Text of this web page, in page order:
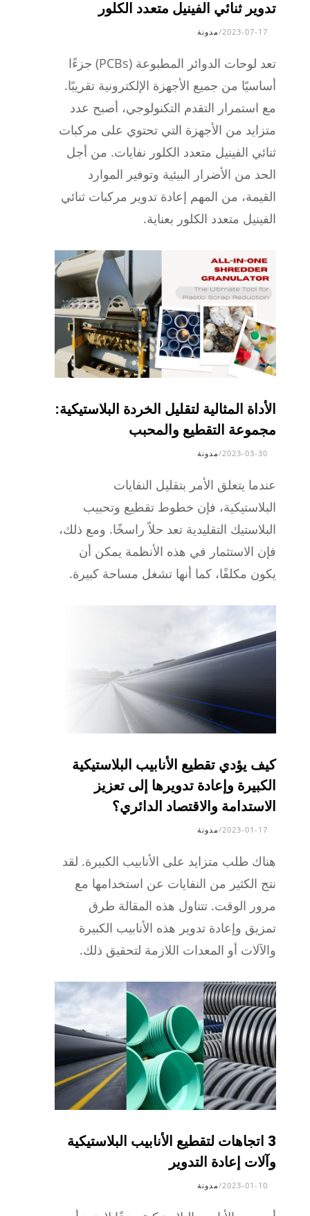
تدوير ثنائي الفينيل متعدد الكلور
2023-07-17
/مدونة
تعد لوحات الدوائر المطبوعة (PCBs) جزءًا
أساسيًا من جميع الأجهزة الإلكترونية تقريبًا.
مع استمرار التقدم التكنولوجي، أصبح عدد
متزايد من الأجهزة التي تحتوي على مركبات
ثنائي الفينيل متعدد الكلور نفايات. من أجل
الحد من الأضرار البيئية وتوفير الموارد
القيمة، من المهم إعادة تدوير مركبات ثنائي
الفينيل متعدد الكلور بعناية.
الأداة المثالية لتقليل الخردة البلاستيكية:
مجموعة التقطيع والمحبب
2023-03-30
/مدونة
عندما يتعلق الأمر بتقليل النفايات
البلاستيكية، فإن خطوط تقطيع وتحبيب
البلاستيك التقليدية تعد حلاً راسخًا. ومع ذلك،
فإن الاستثمار في هذه الأنظمة يمكن أن
يكون مكلفًا، كما أنها تشغل مساحة كبيرة.
كيف يؤدي تقطيع الأنابيب البلاستيكية
الكبيرة وإعادة تدويرها إلى تعزيز
الاستدامة والاقتصاد الدائري؟
2023-01-17
/مدونة
هناك طلب متزايد على الأنابيب الكبيرة. لقد
نتج الكثير من النفايات عن استخدامها مع
مرور الوقت. تتناول هذه المقالة طرق
تمزيق وإعادة تدوير هذه الأنابيب الكبيرة
والآلات أو المعدات اللازمة لتحقيق ذلك.
3 اتجاهات لتقطيع الأنابيب البلاستيكية
وآلات إعادة التدوير
2023-01-10
/مدونة